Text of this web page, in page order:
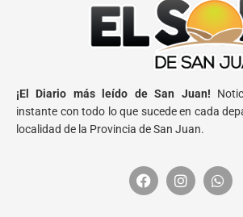
¡El Diario más leído de San Juan!
instante con todo lo que sucede en cada
localidad de la Provincia de San Juan.